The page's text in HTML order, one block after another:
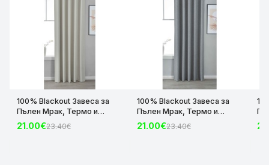
100% Blackout Завеса за
Пълен Мрак, Термо и
Шумоизолираща с коланче
цвят Крем, 175х140 и
21.00€23.40€
100% Blackout Завеса за
Пълен Мрак, Термо и
Шумоизолираща с коланче
цвят Сив, 175х140 и
21.00€23.40€